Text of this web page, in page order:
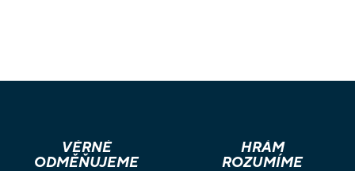
VĚRNÉ
ODMĚŇUJEME
HRÁM
ROZUMÍME